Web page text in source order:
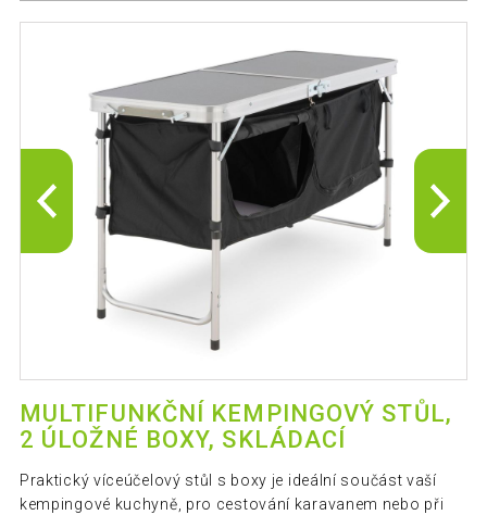
MULTIFUNKČNÍ KEMPINGOVÝ STŮL,
2 ÚLOŽNÉ BOXY, SKLÁDACÍ
Praktický víceúčelový stůl s boxy je ideální součást vaší
kempingové kuchyně, pro cestování karavanem nebo při